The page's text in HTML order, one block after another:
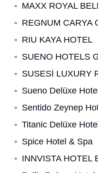
MAXX ROYAL
REGNUM CARYA
RIU KAYA HOTEL
SUENO HOTELS
SUSESİ LUXURY
Sueno Delüxe
Sentido Zeynep
Titanic Delüxe
Spice Hotel & Spa
INNVISTA HOTEL